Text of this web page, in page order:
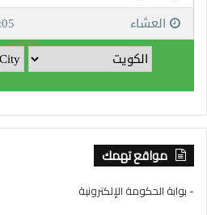
مواقع تهمك
- بوابة الحكومة الإلكترونية